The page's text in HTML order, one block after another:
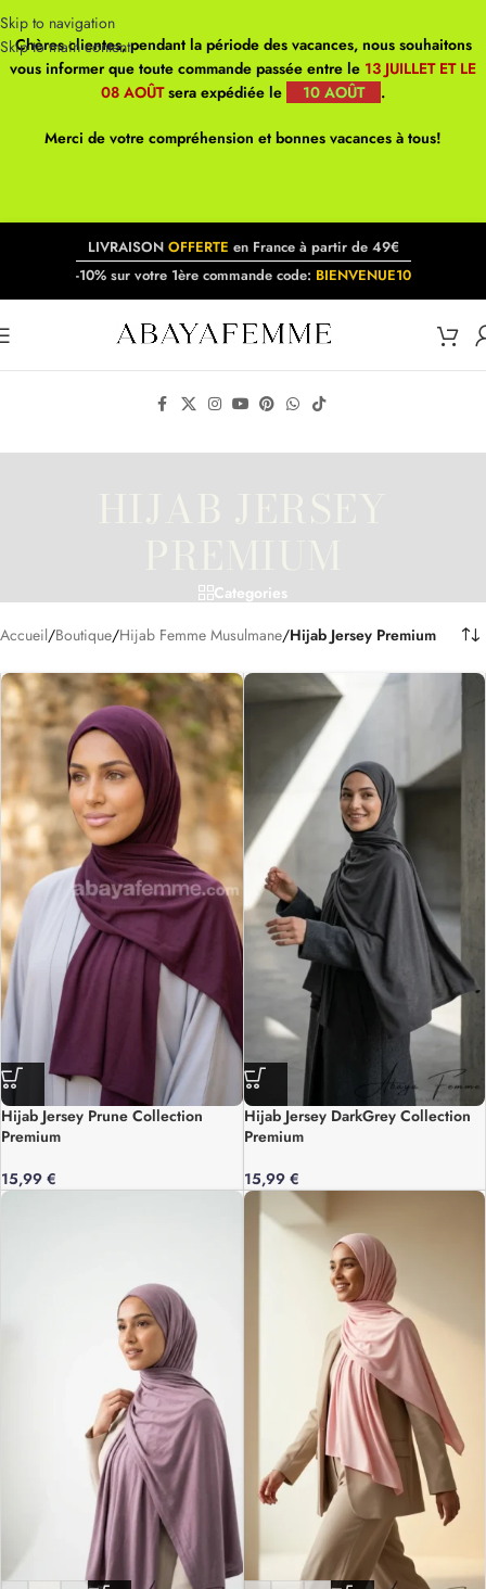
Skip to navigation
Skip to main content
Chères clientes, pendant la période des vacances, nous souhaitons
vous informer que toute commande passée entre le 13 JUILLET ET LE
08 AOÛTsera expédiée le 10 AOÛT .
Merci de votre compréhension et bonnes vacances à tous!
LIVRAISON OFFERTE en France à partir de 49€
-10% sur votre 1ère commande code: BIENVENUE10
Categories
Accueil/Boutique/Hijab Femme Musulmane/Hijab Jersey Premium
Hijab Jersey Prune Collection
Premium
15,99 €
Hijab Jersey DarkGrey Collection
Premium
15,99 €